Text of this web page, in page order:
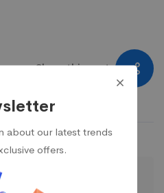
Share this post
about our latest trends
offers.